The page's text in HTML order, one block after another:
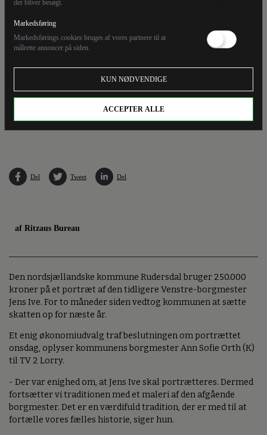
der bliver besøgt.
Markedsføring
Markedsførings cookies bruges af vores partnere til at
målrette annoncer på siden.
KUN NØDVENDIGE
ACCEPTER ALLE
Del Tweet Del
af Ritzaus Bureau
Den nordsjællandske kommune Rudersdal bruger 250.000
kroner på et portræt af den tidligere Venstre-borgmester
Jens Ive. For to måneder siden vedtog kommunen at sætte
skatten op for næste år.
Et enig økonomiudvalg traf beslutningen om portrættet
onsdag, oplyser kommunens borgmester Ann Sofie Orth (K)
til TV 2 Lorry.
- Der var enighed om, at Jens Ive skal portrætteres. Dermed
fortsætter vi traditionen med et maleri af den afgående
borgmester. Det er en værdifuld tradition, der er med til at
fortælle vores fælles historie, siger hun.